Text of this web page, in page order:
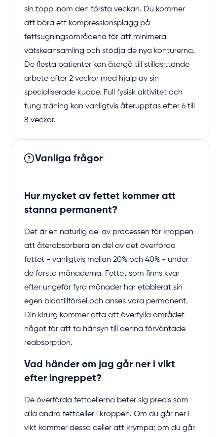
sin topp inom den första veckan. Du kommer
att bära ett kompressionsplagg på
fettsugningsområdena för att minimera
vätskeansamling och stödja de nya konturerna.
De flesta patienter kan återgå till stillasittande
arbete efter 2 veckor med hjälp av sin
specialiserade kudde. Full fysisk aktivitet och
tung träning kan vanligtvis återupptas efter 6 till
8 veckor.
Vanliga frågor
Hur mycket av fettet kommer att
stanna permanent?
Det är en naturlig del av processen för kroppen
att återabsorbera en del av det överförda
fettet - vanligtvis mellan 20% och 40% - under
de första månaderna. Fettet som finns kvar
efter ungefär fyra månader har etablerat sin
egen blodtillförsel och anses vara permanent.
Din kirurg kommer ofta att överfylla området
något för att ta hänsyn till denna förväntade
reabsorption.
Vad händer om jag går ner i vikt
efter ingreppet?
De överförda fettcellerna beter sig precis som
alla andra fettceller i kroppen. Om du går ner i
vikt kommer dessa celler att krympa; om du går